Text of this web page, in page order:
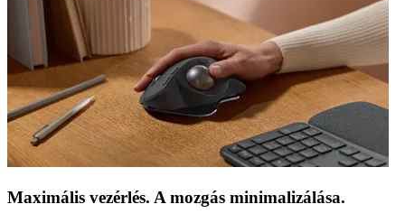
Maximális vezérlés. A mozgás minimalizálása.